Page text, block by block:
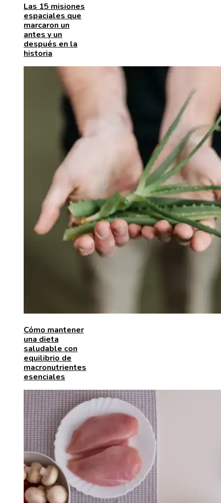
Las 15 misiones
espaciales que
marcaron un
antes y un
después en la
historia
Cómo mantener
una dieta
saludable con
equilibrio de
macronutrientes
esenciales